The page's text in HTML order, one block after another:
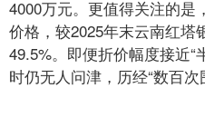
4000万元。更值得关注的是
价格，较2025年末云南红塔
49.5%。即便折价幅度接近“
时仍无人问津，历经“数百次